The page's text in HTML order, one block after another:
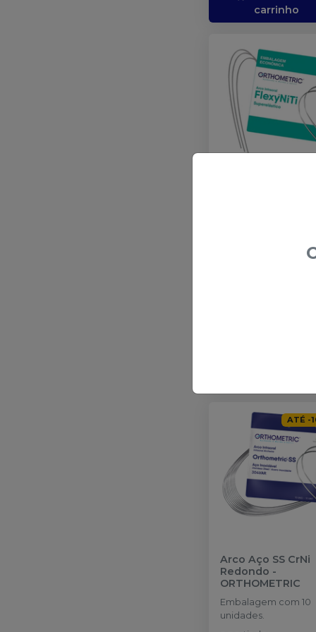
carrinho
ATÉ -
Arco Aço SS CrNi
Redondo -
ORTHOMETRIC
Embalagem com 10
unidades.